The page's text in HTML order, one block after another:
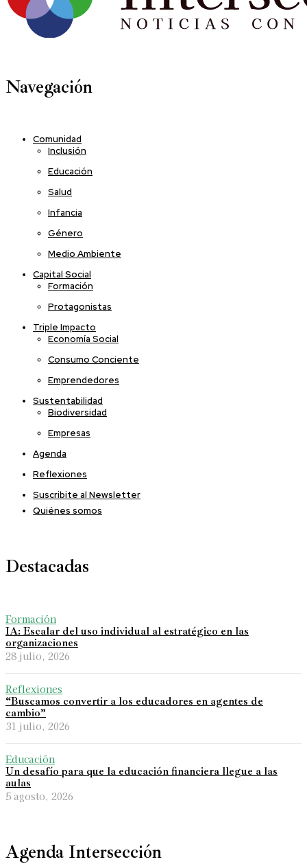
Navegación
Comunidad
Inclusión
Educación
Salud
Infancia
Género
Medio Ambiente
Capital Social
Formación
Protagonistas
Triple Impacto
Economía Social
Consumo Conciente
Emprendedores
Sustentabilidad
Biodiversidad
Empresas
Agenda
Reflexiones
Suscribite al Newsletter
Quiénes somos
Destacadas
Formación
IA: Escalar del uso individual al estratégico en las
organizaciones
28 julio, 2026
Reflexiones
“Buscamos convertir a los educadores en agentes de
cambio”
31 julio, 2026
Educación
Un desafío para que la educación financiera llegue a las
aulas
5 agosto, 2026
Agenda Intersección